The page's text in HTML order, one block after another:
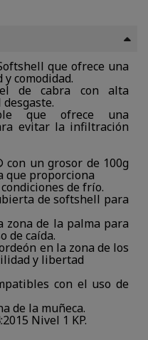
que ofrece una
comodidad.
de cabra con alta
que ofrece una
evitar la infiltración
un grosor de 100g
que proporciona
de frío.
de softshell para
zona de la palma para
de caída.
en la zona de los
y libertad
con el uso de
de la muñeca.
Nivel 1 KP.